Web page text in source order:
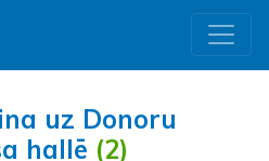
uz Donoru
hallē (2)